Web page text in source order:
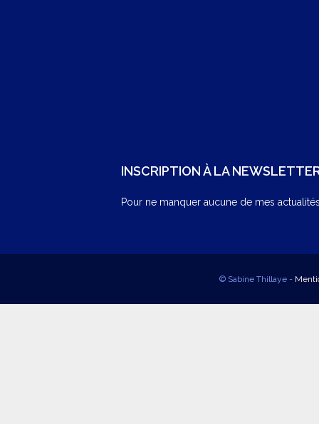
INSCRIPTION À LA
Pour ne manquer aucune de mes
© Sabine Thillaye -